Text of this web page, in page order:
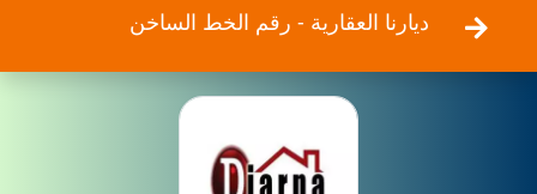
ديارنا العقارية - رقم الخط الساخن